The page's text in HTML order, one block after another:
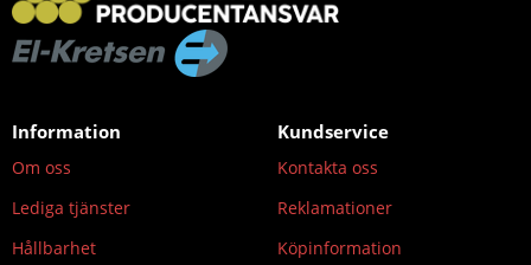
Information
Om oss
Lediga tjänster
Hållbarhet
Kundservice
Kontakta oss
Reklamationer
Köpinformation